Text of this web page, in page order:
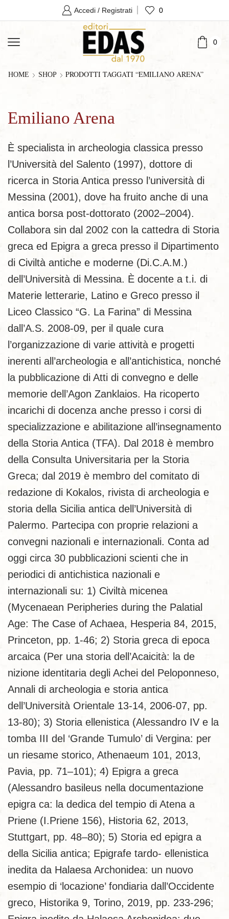
Accedi / Registrati 0
0
HOME SHOP PRODOTTI TAGGATI “EMILIANO ARENA”
Emiliano Arena
È specialista in archeologia classica presso
l’Università del Salento (1997), dottore di
ricerca in Storia Antica presso l’università di
Messina (2001), dove ha fruito anche di una
antica borsa post-dottorato (2002–2004).
Collabora sin dal 2002 con la cattedra di Storia
greca ed Epigra a greca presso il Dipartimento
di Civiltà antiche e moderne (Di.C.A.M.)
dell’Università di Messina. È docente a t.i. di
Materie letterarie, Latino e Greco presso il
Liceo Classico “G. La Farina” di Messina
dall’A.S. 2008-09, per il quale cura
l’organizzazione di varie attività e progetti
inerenti all’archeologia e all’antichistica, nonché
la pubblicazione di Atti di convegno e delle
memorie dell’Agon Zanklaios. Ha ricoperto
incarichi di docenza anche presso i corsi di
specializzazione e abilitazione all’insegnamento
della Storia Antica (TFA). Dal 2018 è membro
della Consulta Universitaria per la Storia
Greca; dal 2019 è membro del comitato di
redazione di Kokalos, rivista di archeologia e
storia della Sicilia antica dell’Università di
Palermo. Partecipa con proprie relazioni a
convegni nazionali e internazionali. Conta ad
oggi circa 30 pubblicazioni scienti che in
periodici di antichistica nazionali e
internazionali su: 1) Civiltà micenea
(Mycenaean Peripheries during the Palatial
Age: The Case of Achaea, Hesperia 84, 2015,
Princeton, pp. 1-46; 2) Storia greca di epoca
arcaica (Per una storia dell’Acaicità: la de
nizione identitaria degli Achei del Peloponneso,
Annali di archeologia e storia antica
dell’Università Orientale 13-14, 2006-07, pp.
13-80); 3) Storia ellenistica (Alessandro IV e la
tomba III del ‘Grande Tumulo’ di Vergina: per
un riesame storico, Athenaeum 101, 2013,
Pavia, pp. 71–101); 4) Epigra a greca
(Alessandro basileus nella documentazione
epigra ca: la dedica del tempio di Atena a
Priene (I.Priene 156), Historia 62, 2013,
Stuttgart, pp. 48–80); 5) Storia ed epigra a
della Sicilia antica; Epigrafe tardo- ellenistica
inedita da Halaesa Archonidea: un nuovo
esempio di ‘locazione’ fondiaria dall’Occidente
greco, Historika 9, Torino, 2019, pp. 233-296;